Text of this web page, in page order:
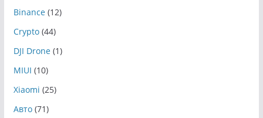
Binance(12)
Crypto(44)
DJI Drone(1)
MIUI (10)
Xiaomi (25)
Авто(71)